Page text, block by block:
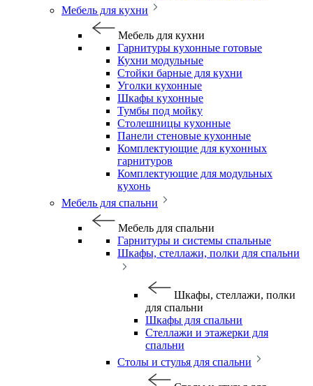
Мебель для кухни
Мебель для кухни
Гарнитуры кухонные готовые
Кухни модульные
Стойки барные для кухни
Уголки кухонные
Шкафы кухонные
Тумбы под мойку
Столешницы кухонные
Панели стеновые кухонные
Комплектующие для кухонных
гарнитуров
Комплектующие для модульных
кухонь
Мебель для спальни
Мебель для спальни
Гарнитуры и системы спальные
Шкафы, стеллажи, полки для спальни
Шкафы, стеллажи, полки
для спальни
Шкафы для спальни
Стеллажи и этажерки для
спальни
Столы и стулья для спальни